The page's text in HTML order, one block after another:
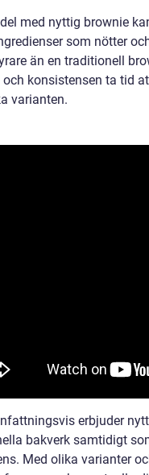
med nyttig brownie
som nötter
än en traditionell
och konsistensen ta tid
varianten.
erbjuder
bakverk samtidigt
Med olika varianter